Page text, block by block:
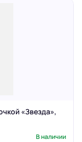
«Звезда»,
В наличии